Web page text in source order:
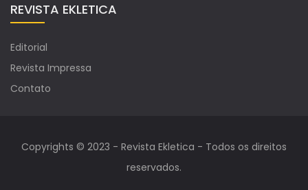
REVISTA EKLETICA
Editorial
Revista Impressa
Contato
Copyrights © 2023 - Revista Ekletica - Todos os direitos
reservados.